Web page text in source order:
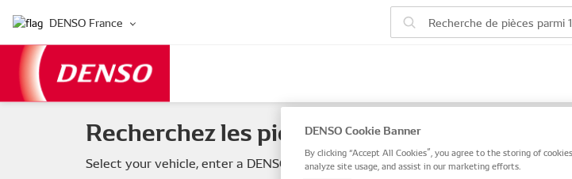
DENSO France
Recherchez les pièces de votre véhicule
Select your vehicle, enter a DENSO or OE part number, or search by VIN / Frame No.
DENSO Cookie Banner
By clicking “Accept All Cookies”, you agree to the storing of
analyze site usage, and assist in our marketing efforts.